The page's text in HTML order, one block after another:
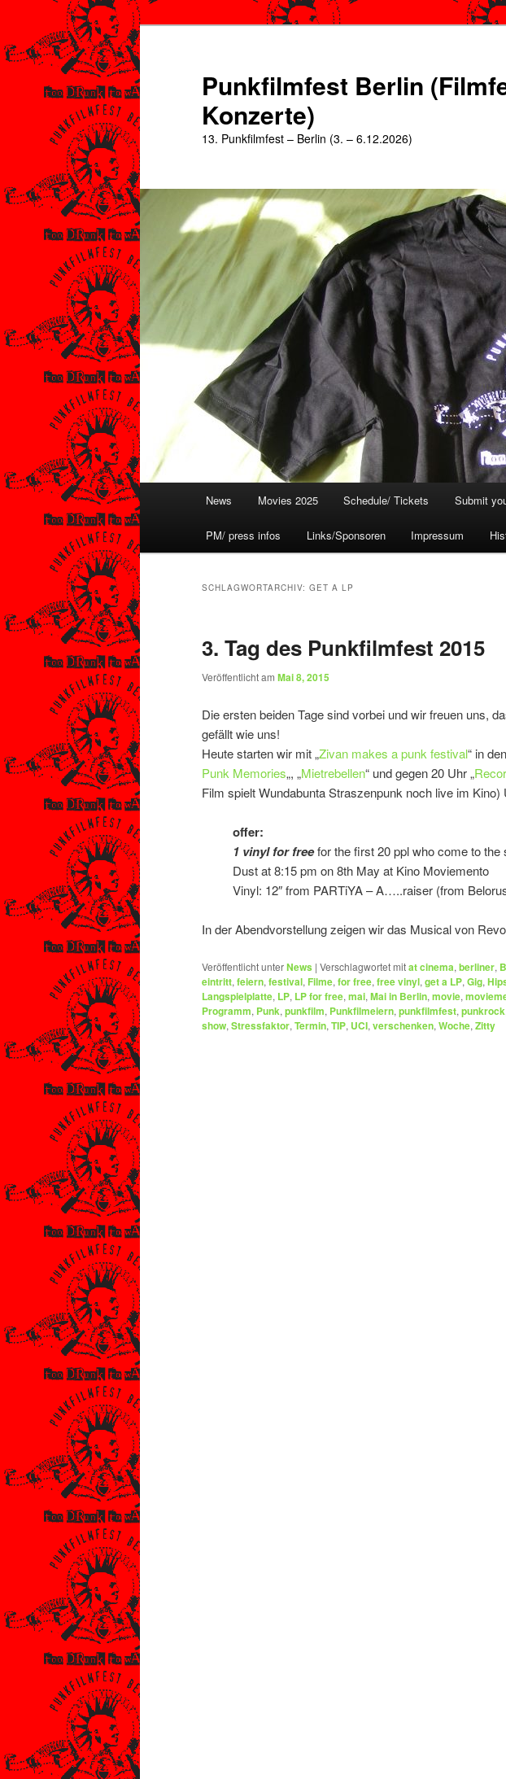
primären
springen
sekundären
springen
Punkfilmfest Berlin
Konzerte)
13. Punkfilmfest – Berlin (3. – 6.12.2026)
News Movies 2025 Schedule/ Tickets Submit
PM/ press infos Links/Sponsoren Impressum
SCHLAGWORTARCHIV: GET A LP
3. Tag des Punkfilmfest 2015
Veröffentlicht am Mai 8, 2015
Die ersten beiden Tage sind vorbei und wir freuen uns,
gefällt wie uns!
Heute starten wir mit „Zivan makes a punk festival“ in
Punk Memories„, „Mietrebellen“ und gegen 20 Uhr „
Film spielt Wundabunta Straszenpunk noch live im
offer:
1 vinyl for freefor the first 20 ppl who come to the
Dust at 8:15 pm on 8th May at Kino Moviemento
Vinyl: 12″ from PARTiYA – A…..raiser (from
In der Abendvorstellung zeigen wir das Musical von
Veröffentlicht unterNews | Verschlagwortet mitat cinema, berliner,
eintritt, feiern, festival, Filme, for free, free vinyl, get a LP, Gig,
Langspielplatte, LP, LP for free, mai, Mai in Berlin, movie,
Programm, Punk, punkfilm, Punkfilmeiern, punkfilmfest, punkrock
show, Stressfaktor, Termin, TIP, UCI, verschenken, Woche, Zitty